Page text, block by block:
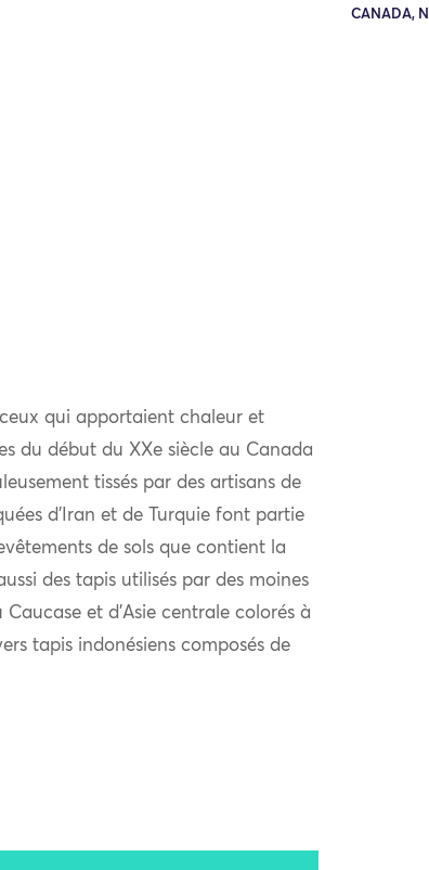
CANADA,
qui apportaient chaleur et
du début du XXe siècle au Canada
tissés par des artisans de
d’Iran et de Turquie font partie
de sols que contient la
des tapis utilisés par des moines
et d’Asie centrale colorés à
tapis indonésiens composés de